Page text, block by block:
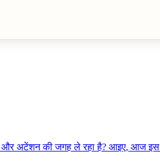
और अटेंशन की जगह ले रहा है? आइए, आज इस